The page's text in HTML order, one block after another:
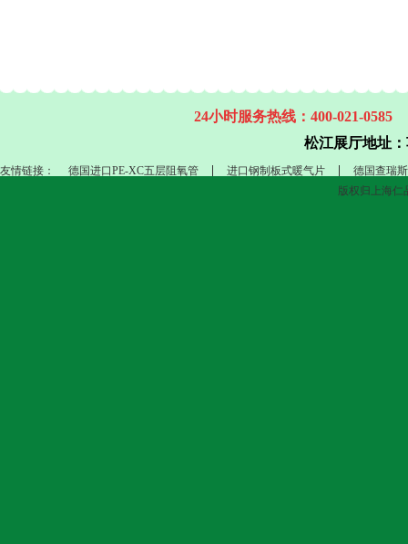
24小时服务热线：400-021-0585
松江展厅地址：
友情链接： 德国进口PE-XC五层阻氧管 进口钢制板式暖气片
德国查瑞斯
版权归上海